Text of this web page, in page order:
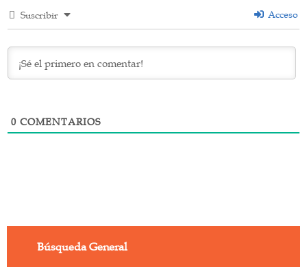
Suscribir Acceso
0 COMENTARIOS
Búsqueda General